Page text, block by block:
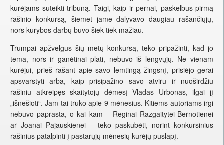
kūrėjams suteikti tribūną. Taigi, kaip ir pernai, paskelbus pirmą
rašinio konkursą, šiemet jame dalyvavo daugiau rašančiųjų,
nors kūrybos darbų buvo šiek tiek mažiau.
Trumpai apžvelgus šių metų konkursą, teko pripažinti, kad jo
tema, nors ir ganėtinai plati, nebuvo iš lengvųjų. Ne vienam
kūrėjui, prieš rašant apie savo lemtingą žingsnį, prisiėjo gerai
apsvarstyti arba, kaip prisipažino savo atviru ir nuoširdžiu
rašiniu atkreipęs skaitytojų dėmesį Vladas Urbonas, ilgai jį
„išnešioti“. Jam tai truko apie 9 mėnesius. Kitiems autoriams irgi
nebuvo paprasta, o kai kam – Reginai Razgaitytei-Bernotienei
ar Joanai Pajauskienei – teko paskubėti, norint konkursinius
rašinius patalpinti į pastarųjų mėnesių kūrėjų puslapį.